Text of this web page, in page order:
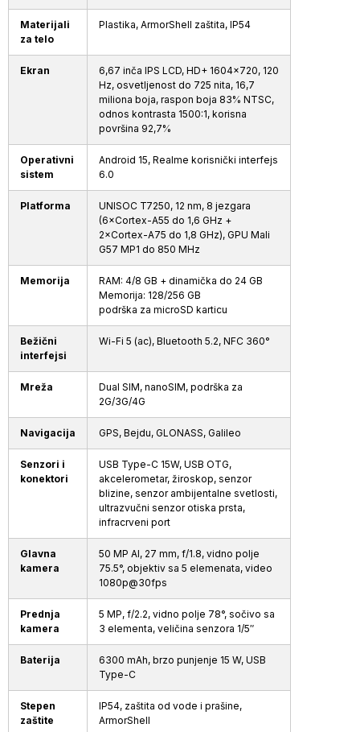
Materijali
za telo
Plastika, ArmorShell zaštita, IP54
Ekran
6,67 inča IPS LCD, HD+ 1604×720, 120
Hz, osvetljenost do 725 nita, 16,7
miliona boja, raspon boja 83% NTSC,
odnos kontrasta 1500:1, korisna
površina 92,7%
Operativni
sistem
Android 15, Realme korisnički interfejs
6.0
Platforma
UNISOC T7250, 12 nm, 8 jezgara
(6×Cortex-A55 do 1,6 GHz +
2×Cortex-A75 do 1,8 GHz), GPU Mali
G57 MP1 do 850 MHz
Memorija
RAM: 4/8 GB + dinamička do 24 GB
Memorija: 128/256 GB
podrška za microSD karticu
Bežični
interfejsi
Wi-Fi 5 (ac), Bluetooth 5.2, NFC 360°
Mreža
Dual SIM, nanoSIM, podrška za
2G/3G/4G
Navigacija GPS, Bejdu, GLONASS, Galileo
Senzori i
konektori
USB Type-C 15W, USB OTG,
akcelerometar, žiroskop, senzor
blizine, senzor ambijentalne svetlosti,
ultrazvučni senzor otiska prsta,
infracrveni port
Glavna
kamera
50 MP AI, 27 mm, f/1.8, vidno polje
75.5°, objektiv sa 5 elemenata, video
1080p@30fps
Prednja
kamera
5 MP, f/2.2, vidno polje 78°, sočivo sa
3 elementa, veličina senzora 1/5″
Baterija
6300 mAh, brzo punjenje 15 W, USB
Type-C
Stepen
zaštite
IP54, zaštita od vode i prašine,
ArmorShell